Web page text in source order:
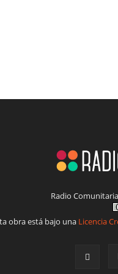
Radio
obra está bajo una Licencia